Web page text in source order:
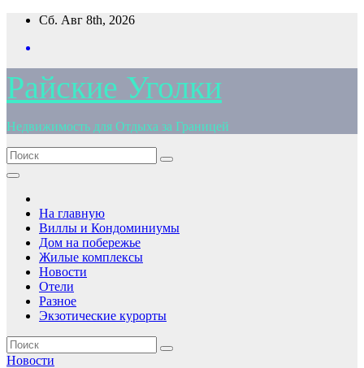
Перейти
содержимому
Сб. Авг 8th, 2026
Райские Уголки
Недвижимость для Отдыха за Границей
На главную
Виллы и Кондоминиумы
Дом на побережье
Жилые комплексы
Новости
Отели
Разное
Экзотические курорты
Новости